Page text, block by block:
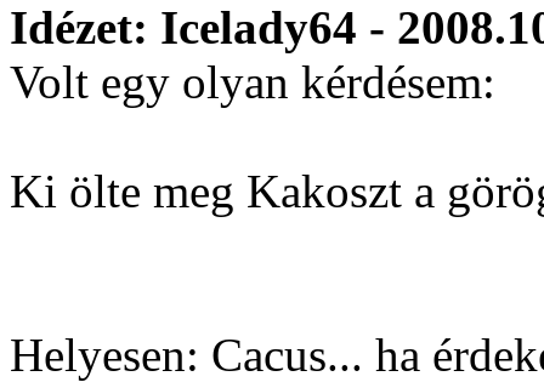
Idézet: Icelady64 -
Volt egy olyan kérdésem:
Ki ölte meg Kakoszt a
Helyesen: Cacus... ha